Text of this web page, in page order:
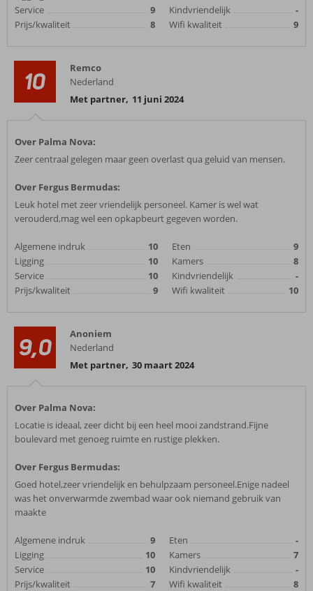
Service
9
Prijs/kwaliteit
8
Kindvriendelijk
-
Wifi kwaliteit
9
10
Remco
Nederland
Met partner, 11 juni 2024
Over Palma Nova:
Zeer centraal gelegen maar geen overlast qua geluid van mensen.
Over Fergus Bermudas:
Leuk hotel met zeer vriendelijk personeel. Kamer is wel wat
verouderd,mag wel een opkapbeurt gegeven worden.
Algemene indruk
10
Ligging
10
Service
10
Prijs/kwaliteit
9
Eten
9
Kamers
8
Kindvriendelijk
-
Wifi kwaliteit
10
9,0
Anoniem
Nederland
Met partner, 30 maart 2024
Over Palma Nova:
Locatie is ideaal, zeer dicht bij een heel mooi zandstrand.Fijne
boulevard met genoeg ruimte en rustige plekken.
Over Fergus Bermudas:
Goed hotel,zeer vriendelijk en behulpzaam personeel.Enige nadeel
was het onverwarmde zwembad waar ook niemand gebruik van
maakte
Algemene indruk
9
Ligging
10
Service
10
Prijs/kwaliteit
7
Eten
-
Kamers
7
Kindvriendelijk
-
Wifi kwaliteit
8